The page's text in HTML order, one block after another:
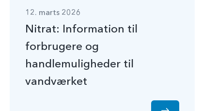
12. marts 2026
Nitrat: Information til
forbrugere og
handlemuligheder til
vandværket